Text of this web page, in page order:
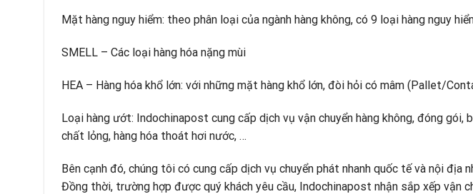
Mặt hàng nguy hiểm: theo phân loại của ngành hàng không, có 9 loại hàng nguy
SMELL – Các loại hàng hóa nặng mùi
HEA – Hàng hóa khổ lớn: với những mặt hàng khổ lớn, đòi hỏi có mâm (Pallet/
Loại hàng ướt: Indochinapost cung cấp dịch vụ vận chuyển hàng không, đóng gói,
chất lỏng, hàng hóa thoát hơi nước, …
Bên cạnh đó, chúng tôi có cung cấp dịch vụ chuyển phát nhanh quốc tế và nội địa
Đồng thời, trường hợp được quý khách yêu cầu, Indochinapost nhận sắp xếp vận